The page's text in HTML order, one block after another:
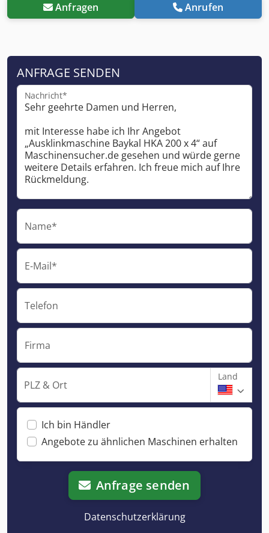
Anfragen Anrufen
ANFRAGE SENDEN
Nachricht*
Name*
E-Mail*
Telefon
Firma
PLZ & Ort
Land
Ich bin Händler
Angebote zu ähnlichen Maschinen erhalten
Anfrage senden
Datenschutzerklärung